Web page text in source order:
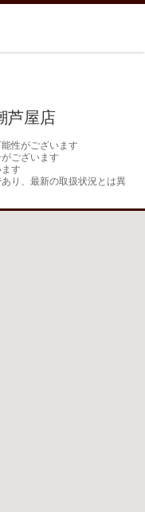
芦屋店
性がございます
ございます
す
り、最新の取扱状況とは異